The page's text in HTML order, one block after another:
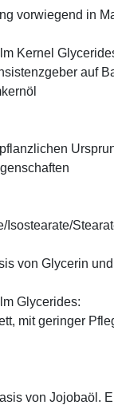
vorwiegend in
Kernel
auf
Isostearate/
von Glycerin
Glycerides:
mit geringer
von Jojobaöl.